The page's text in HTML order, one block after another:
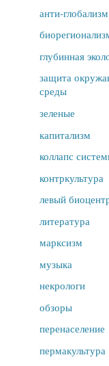
анти-глобализм
глубинная
защита
среды
зеленые
капитализм
коллапс
контркультура
левый
литература
марксизм
музыка
некрологи
обзоры
перенаселение
пермакультура